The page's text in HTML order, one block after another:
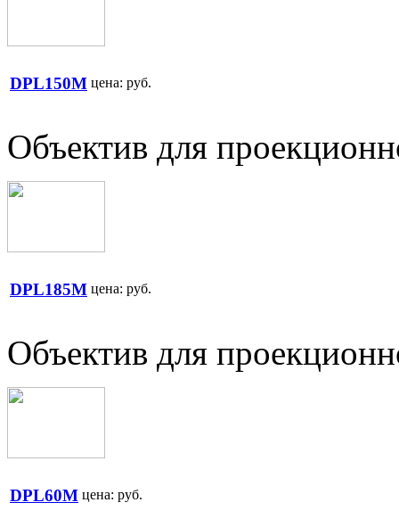
DPL150M цена: руб.
Объектив для
DPL185M цена: руб.
Объектив для
DPL60M цена: руб.